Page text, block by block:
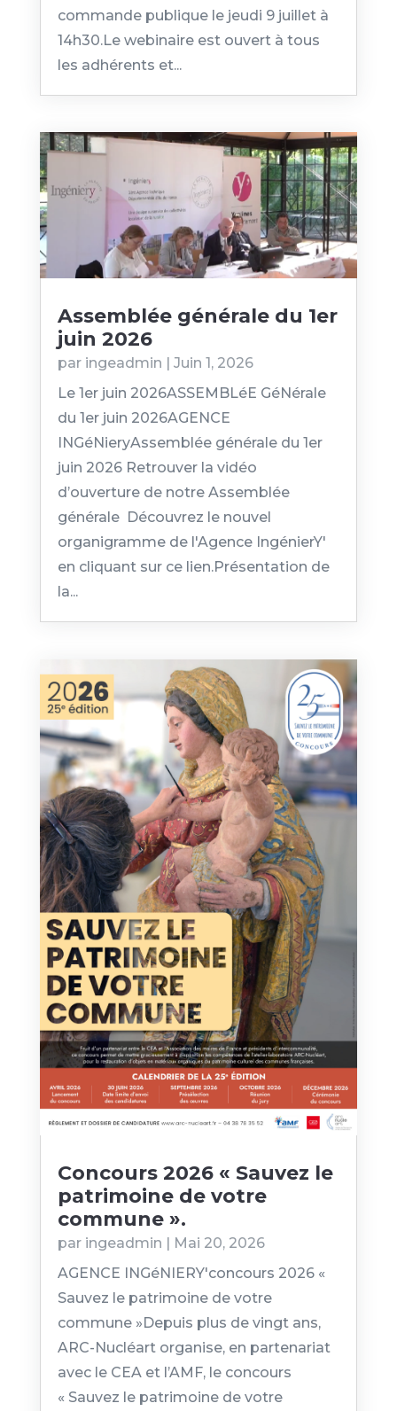
commande publique le jeudi 9 juillet à
14h30.Le webinaire est ouvert à tous
les adhérents et...
Assemblée générale du 1er
juin 2026
par ingeadmin
Juin 1, 2026
Le 1er juin 2026ASSEMBLéE GéNérale
du 1er juin 2026AGENCE
INGéNieryAssemblée générale du 1er
juin 2026 Retrouver la vidéo
d’ouverture de notre Assemblée
générale Découvrez le nouvel
organigramme de l'Agence IngénierY'
en cliquant sur ce lien.Présentation de
la...
Concours 2026 « Sauvez le
patrimoine de votre
commune ».
par ingeadmin | Mai 20, 2026
AGENCE INGéNIERY'concours 2026 «
Sauvez le patrimoine de votre
commune »Depuis plus de vingt ans,
ARC-Nucléart organise, en partenariat
avec le CEA et l’AMF, le concours
« Sauvez le patrimoine de votre